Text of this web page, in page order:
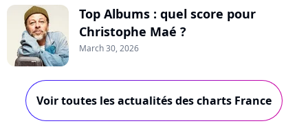
Top Albums : quel score pour
Christophe Maé ?
March 30, 2026
Voir toutes les actualités des charts France